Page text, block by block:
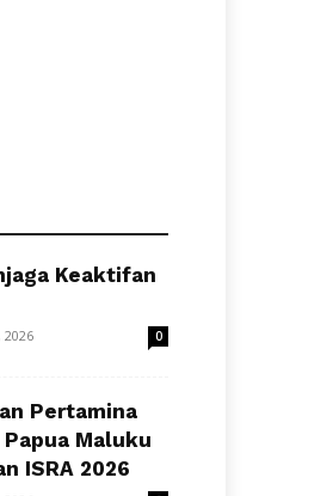
Keaktifan
2026 0
Pertamina
Maluku
ISRA 2026